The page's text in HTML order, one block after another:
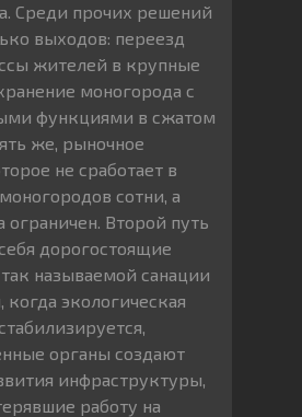
Среди прочих решений
выходов: переезд
жителей в крупные
моногорода с
функциями в сжатом
же, рыночное
не сработает в
сотни, а
ограничен. Второй путь
дорогостоящие
называемой санации
когда экологическая
органы создают
инфраструктуры,
работу на